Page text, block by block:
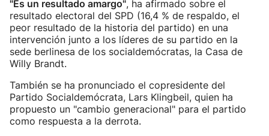
"Es un resultado amargo", ha afirmado sobre el
resultado electoral del SPD (16,4 % de respaldo, el
peor resultado de la historia del partido) en una
intervención junto a los líderes de su partido en la
sede berlinesa de los socialdemócratas, la Casa de
Willy Brandt.
También se ha pronunciado el copresidente del
Partido Socialdemócrata, Lars Klingbeil, quien ha
propuesto un "cambio generacional" para el partido
como respuesta a la derrota.